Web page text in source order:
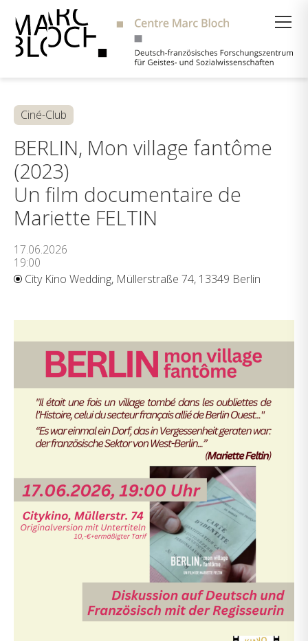
Ciné-Club
BERLIN, Mon village fantôme
(2023)
Un film documentaire de
Mariette FELTIN
17.06.2026
19:00
City Kino Wedding, Müllerstraße 74, 13349 Berlin